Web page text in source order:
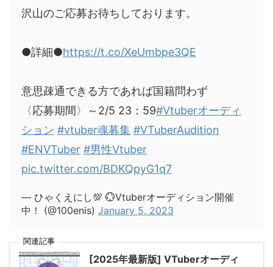
沢山のご応募お待ちしております。
●詳細●https://t.co/XeUmbpe3QE
意思疎通できる方であれば国籍問わず
〈応募期間〉～2/5 23：59#Vtuberオーディ
ション #vtuber魂募集 #VTuberAudition
#ENVTuber #男性Vtuber
pic.twitter.com/BDKQpyG1q7
— ひゃくえにし💯 💮Vtuberオーディション開催
中！ (@100enis) January 5, 2023
関連記事
[2025年最新版] VTuberオーディ